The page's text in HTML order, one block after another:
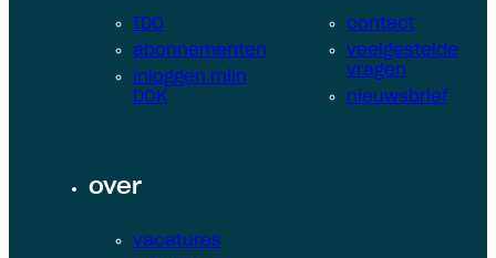
IDO
abonnementen
inloggen mijn
DOK
contact
veelgestelde
vragen
nieuwsbrief
over
vacatures